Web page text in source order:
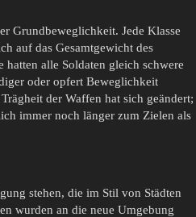
Grundbeweglichkeit. Jede Klasse
auf das Gesamtgewicht des
hatten alle Soldaten gleich schwere
oder opfert Beweglichkeit
der Waffen hat sich geändert;
immer noch länger zum Zielen als
stehen, die im Stil von Städten
wurden an die neue Umgebung